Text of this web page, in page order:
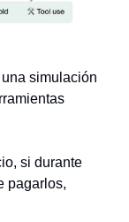
simulación
si durante
pagarlos,